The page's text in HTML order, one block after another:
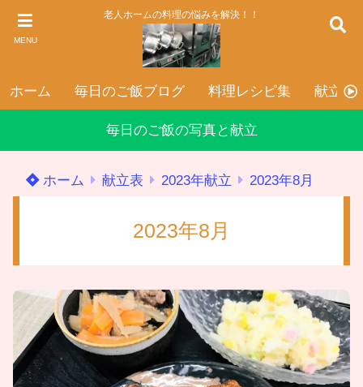
MENU
老人ホームの料理の悩みを解決！！
ホーム 毎日のご飯ブログ 料理レシピ集 献立表
毎日のご飯の写真と献立
ホーム 献立表 2023年献立 2023年8月
2023年8月